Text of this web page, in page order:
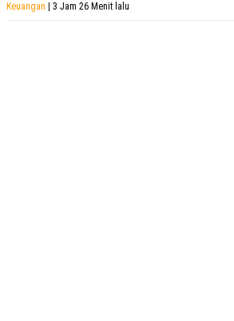
Keuangan | 3 Jam 26 Menit lalu